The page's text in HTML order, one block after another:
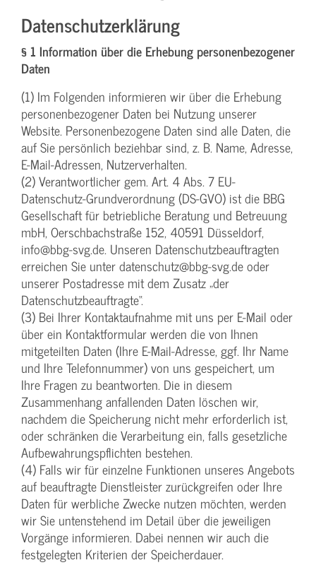
Datenschutzerklärung
§ 1 Information über die Erhebung personenbezogener
Daten
(1) Im Folgenden informieren wir über die Erhebung
personenbezogener Daten bei Nutzung unserer
Website. Personenbezogene Daten sind alle Daten, die
auf Sie persönlich beziehbar sind, z. B. Name, Adresse,
E-Mail-Adressen, Nutzerverhalten.
(2) Verantwortlicher gem. Art. 4 Abs. 7 EU-
Datenschutz-Grundverordnung (DS-GVO) ist die BBG
Gesellschaft für betriebliche Beratung und Betreuung
mbH, Oerschbachstraße 152, 40591 Düsseldorf,
info@bbg-svg.de. Unseren Datenschutzbeauftragten
erreichen Sie unter datenschutz@bbg-svg.de oder
unserer Postadresse mit dem Zusatz „der
Datenschutzbeauftragte“.
(3) Bei Ihrer Kontaktaufnahme mit uns per E-Mail oder
über ein Kontaktformular werden die von Ihnen
mitgeteilten Daten (Ihre E-Mail-Adresse, ggf. Ihr Name
und Ihre Telefonnummer) von uns gespeichert, um
Ihre Fragen zu beantworten. Die in diesem
Zusammenhang anfallenden Daten löschen wir,
nachdem die Speicherung nicht mehr erforderlich ist,
oder schränken die Verarbeitung ein, falls gesetzliche
Aufbewahrungspflichten bestehen.
(4) Falls wir für einzelne Funktionen unseres Angebots
auf beauftragte Dienstleister zurückgreifen oder Ihre
Daten für werbliche Zwecke nutzen möchten, werden
wir Sie untenstehend im Detail über die jeweiligen
Vorgänge informieren. Dabei nennen wir auch die
festgelegten Kriterien der Speicherdauer.